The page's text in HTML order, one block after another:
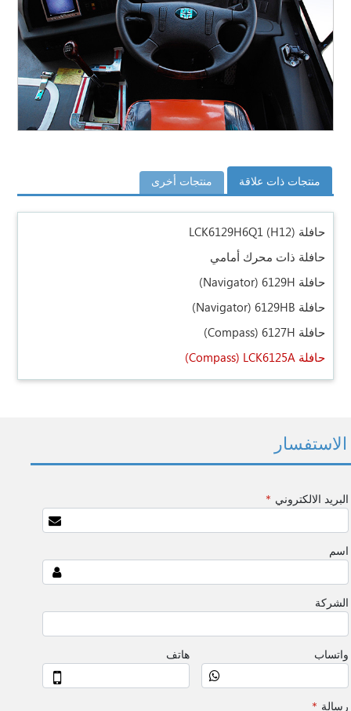
منتجات ذات علاقة منتجات أخرى
حافلة LCK6129H6Q1 (H12)
حافلة ذات محرك أمامي
حافلة 6129H
(Navigator)
حافلة 6129HB
(Navigator)
حافلة 6127H
(Compass)
حافلة LCK6125A
(Compass)
الاستفسار